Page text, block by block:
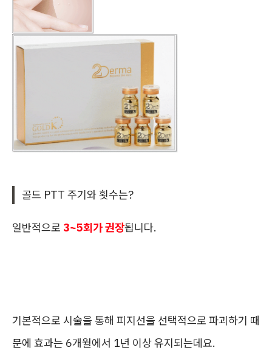
골드 PTT 주기와 횟수는?
일반적으로 3~5회가 권장됩니다.
기본적으로 시술을 통해 피지선을 선택적으로 파괴하기 때
문에 효과는 6개월에서 1년 이상 유지되는데요.